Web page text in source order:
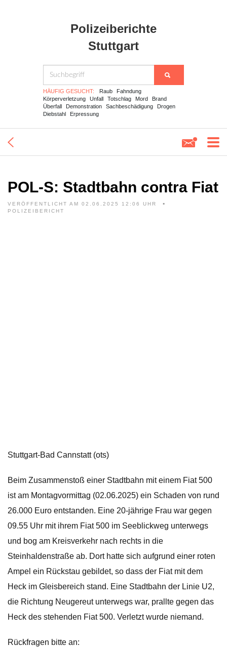
Polizeiberichte
Stuttgart
HÄUFIG GESUCHT: Raub
Fahndung
Körperverletzung
Unfall Totschlag Mord
Brand
Überfall
Demonstration Sachbeschädigung
Drogen
Diebstahl
Erpressung
POL-S: Stadtbahn contra Fiat
VERÖFFENTLICHT AM 02.06.2025 12:06 UHR
POLIZEIBERICHT
Stuttgart-Bad Cannstatt (ots)
Beim Zusammenstoß einer Stadtbahn mit einem Fiat 500
ist am Montagvormittag (02.06.2025) ein Schaden von rund
26.000 Euro entstanden. Eine 20-jährige Frau war gegen
09.55 Uhr mit ihrem Fiat 500 im Seeblickweg unterwegs
und bog am Kreisverkehr nach rechts in die
Steinhaldenstraße ab. Dort hatte sich aufgrund einer roten
Ampel ein Rückstau gebildet, so dass der Fiat mit dem
Heck im Gleisbereich stand. Eine Stadtbahn der Linie U2,
die Richtung Neugereut unterwegs war, prallte gegen das
Heck des stehenden Fiat 500. Verletzt wurde niemand.
Rückfragen bitte an: